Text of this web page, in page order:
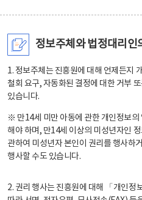
정보주체와 법정대리인
1. 정보주체는 진흥원에 대해 언제든지
철회 요구, 자동화된 결정에 대한 거부
있습니다.
※ 만14세 미만 아동에 관한 개인정보의
해야 하며, 만14세 이상의 미성년자인
관하여 미성년자 본인이 권리를 행사하
행사할 수도 있습니다.
2. 권리 행사는 진흥원에 대해 「개인정